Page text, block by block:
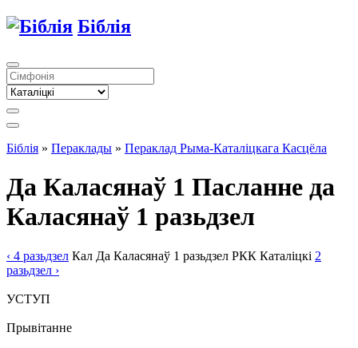
Біблія
Біблія » Пераклады » Пераклад Рыма-Каталіцкага Касцёла
Да Каласянаў 1 Пасланне да
Каласянаў 1 разьдзел
‹ 4 разьдзел Кал Да Каласянаў 1 разьдзел РКК Каталіцкі 2
разьдзел ›
УСТУП
Прывітанне